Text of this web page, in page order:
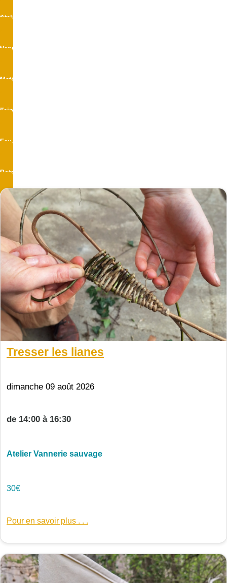
Atelier
Vannerie sauvage
Matériel d’artiste
Teinture végétale
Feu
Poterie
dimanche 09 août 2026
Tresser les lianes
Atelier Vannerie sauvage
de 14:00 à 16:30
30€
Pour en savoir plus . . .